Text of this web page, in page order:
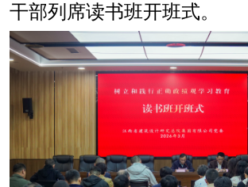
干部列席读书班开班式。